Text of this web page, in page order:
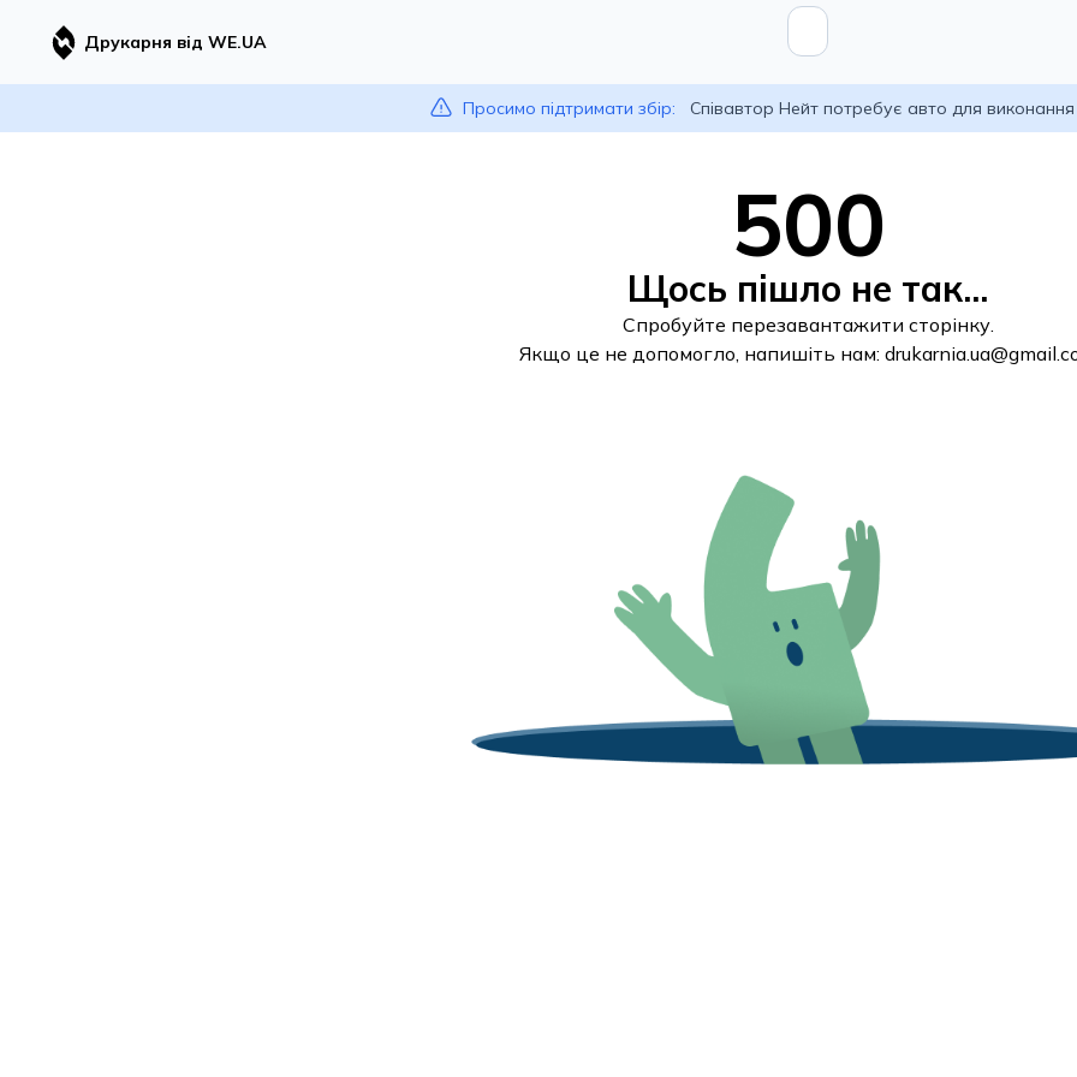
Друкарня від WE.UA
Просимо підтримати збір: Співавтор Нейт потребує авто для
500
Щось пішло не так...
Спробуйте перезавантажити сторінку.
Якщо це не допомогло, напишіть нам: